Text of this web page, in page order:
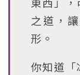
之道，
形。
你知道「